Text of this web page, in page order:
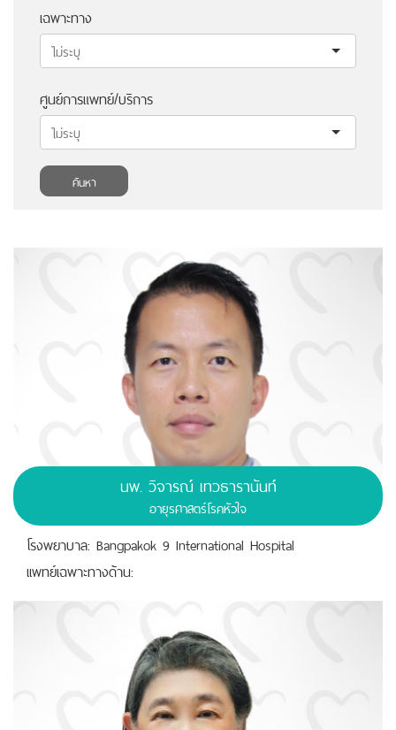
เฉพาะทาง
ศูนย์การแพทย์/บริการ
ค้นหา
นพ. วิจารณ์ เทวธารานันท์
อายุรศาสตร์โรคหัวใจ
โรงพยาบาล: Bangpakok 9 International Hospital
เเพทย์เฉพาะทางด้าน: